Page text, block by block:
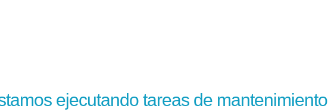
ejecutando tareas de mantenimiento